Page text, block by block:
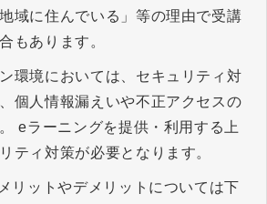
域に住んでいる」等の理由で受講
もあります。
環境においては、セキュリティ対
個人情報漏えいや不正アクセスの
eラーニングを提供・利用する上
ティ対策が必要となります。
リットやデメリットについては下